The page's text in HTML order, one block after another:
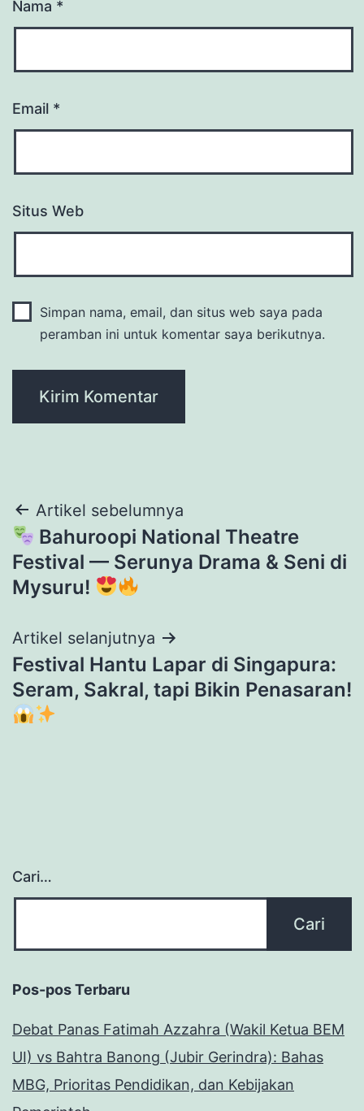
Nama *
Email *
Situs Web
Simpan nama, email, dan situs web saya pada
peramban ini untuk komentar saya berikutnya.
Navigasi
pos
Artikel sebelumnya
Bahuroopi National Theatre
Festival — Serunya Drama & Seni di
Mysuru!
Artikel selanjutnya
Festival Hantu Lapar di Singapura:
Seram, Sakral, tapi Bikin Penasaran!
Cari…
Pos-pos Terbaru
Debat Panas Fatimah Azzahra (Wakil Ketua BEM
UI) vs Bahtra Banong (Jubir Gerindra): Bahas
MBG, Prioritas Pendidikan, dan Kebijakan